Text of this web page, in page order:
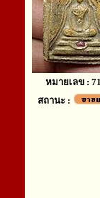
หมายเลข :
สถานะ :